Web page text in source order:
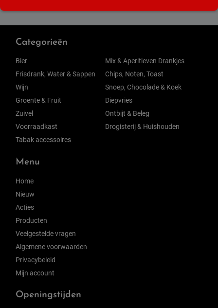
Categorieën
Bier
Frisdrank, Water & Sappen
Wijn
Groente & Fruit
Zuivel
Voorraadkast
Tabak accessoires
Mix & Aperitieven Drankjes
Chips, Noten, Toast
Snoep, Chocolade & Koek
Diepvries
Ontbijt & Beleg
Drogisterij & Huishouden
Menu
Home
Nieuw
Acties
Producten
Veelgestelde vragen
Algemene voorwaarden
Privacybeleid
Mijn account
Openingstijden